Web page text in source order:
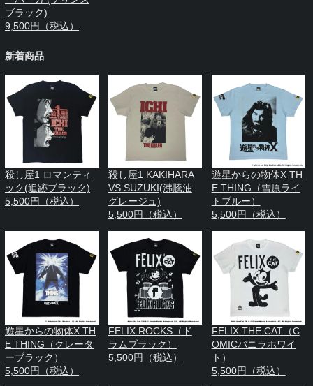
ブラック)
9,500円（税込）
新着商品
殺し屋1 ロマンティ
ック(追跡ブラック)
5,500円（税込）
殺し屋1 KAKIHARA
VS SUZUKI(沸騰油
グレージュ)
5,500円（税込）
遊星からの物体X TH
E THING（雪原ライ
トブルー）
5,500円（税込）
遊星からの物体X TH
E THING（クレータ
ーブラック）
5,500円（税込）
FELIX ROCKS（ド
ラムブラック）
5,500円（税込）
FELIX THE CAT（C
OMICバニラホワイ
ト）
5,500円（税込）